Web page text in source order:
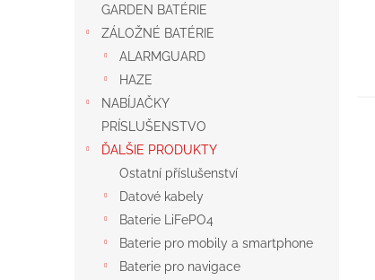
GARDEN BATÉRIE
ZÁLOŽNÉ BATÉRIE
ALARMGUARD
HAZE
NABÍJAČKY
PRÍSLUŠENSTVO
ĎALŠIE PRODUKTY
Ostatní příslušenství
Datové kabely
Baterie LiFePO4
Baterie pro mobily a smartphone
Baterie pro navigace